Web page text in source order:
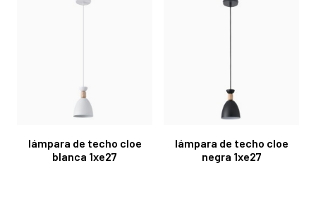
lámpara de techo cloe
blanca 1xe27
lámpara de techo cloe
negra 1xe27